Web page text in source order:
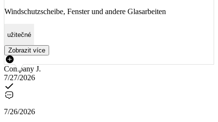
Windschutzscheibe, Fenster und andere Glasarbeiten
užitečné
Zobrazit více
Company J.
7/27/2026
7/26/2026